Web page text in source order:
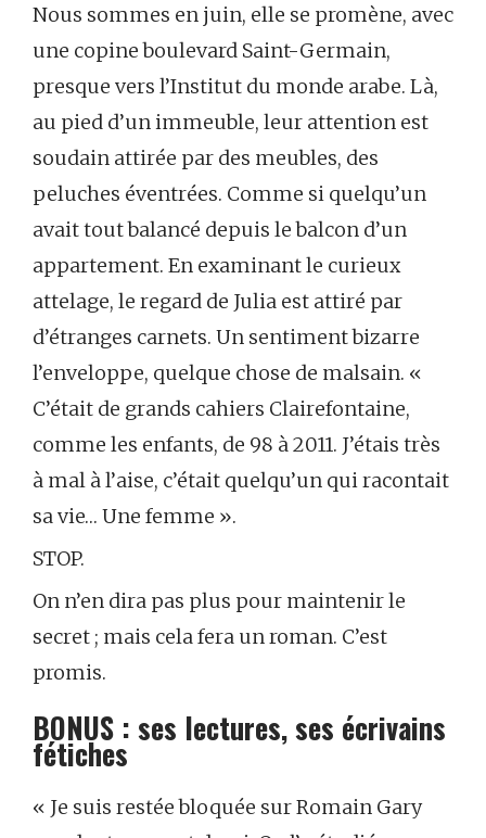
Nous sommes en juin, elle se promène, avec
une copine boulevard Saint-Germain,
presque vers l’Institut du monde arabe. Là,
au pied d’un immeuble, leur attention est
soudain attirée par des meubles, des
peluches éventrées. Comme si quelqu’un
avait tout balancé depuis le balcon d’un
appartement. En examinant le curieux
attelage, le regard de Julia est attiré par
d’étranges carnets. Un sentiment bizarre
l’enveloppe, quelque chose de malsain. «
C’était de grands cahiers Clairefontaine,
comme les enfants, de 98 à 2011. J’étais très
à mal à l’aise, c’était quelqu’un qui racontait
sa vie… Une femme ».
STOP.
On n’en dira pas plus pour maintenir le
secret ; mais cela fera un roman. C’est
promis.
BONUS : ses lectures, ses écrivains
fétiches
« Je suis restée bloquée sur Romain Gary